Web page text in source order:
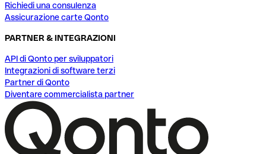
Richiedi una consulenza
Assicurazione carte Qonto
PARTNER & INTEGRAZIONI
API di Qonto per sviluppatori
Integrazioni di software terzi
Partner di Qonto
Diventare commercialista partner